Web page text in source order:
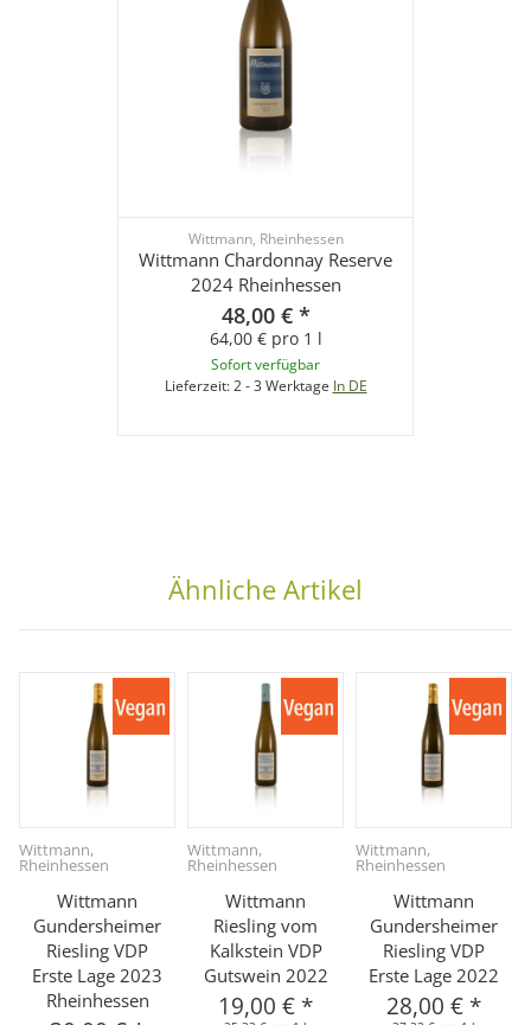
Wittmann, Rheinhessen
Wittmann Chardonnay Reserve
2024 Rheinhessen
48,00 € *
64,00 € pro 1 l
Sofort verfügbar
Lieferzeit:2 - 3 Werktage In DE
Ähnliche Artikel
Wittmann,
Rheinhessen
Wittmann
Gundersheimer
Riesling VDP
Erste Lage 2023
Rheinhessen
Wittmann,
Rheinhessen
Wittmann
Riesling vom
Kalkstein VDP
Gutswein 2022
19,00 € *
Wittmann,
Rheinhessen
Wittmann
Gundersheimer
Riesling VDP
Erste Lage 2022
28,00 € *